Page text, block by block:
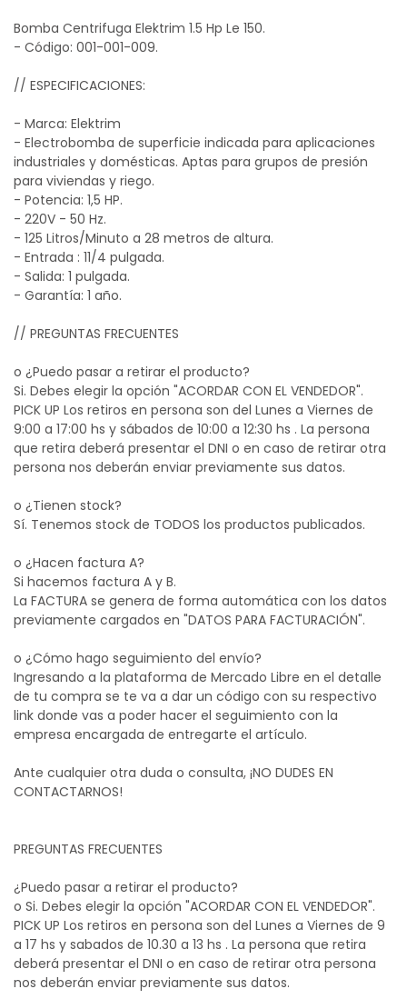
Bomba Centrifuga Elektrim 1.5 Hp Le 150.
- Código: 001-001-009.
// ESPECIFICACIONES:
- Marca: Elektrim
- Electrobomba de superficie indicada para aplicaciones
industriales y domésticas. Aptas para grupos de presión
para viviendas y riego.
- Potencia: 1,5 HP.
- 220V - 50 Hz.
- 125 Litros/Minuto a 28 metros de altura.
- Entrada : 11/4 pulgada.
- Salida: 1 pulgada.
- Garantía: 1 año.
// PREGUNTAS FRECUENTES
o ¿Puedo pasar a retirar el producto?
Si. Debes elegir la opción "ACORDAR CON EL VENDEDOR".
PICK UP Los retiros en persona son del Lunes a Viernes de
9:00 a 17:00 hs y sábados de 10:00 a 12:30 hs . La persona
que retira deberá presentar el DNI o en caso de retirar otra
persona nos deberán enviar previamente sus datos.
o ¿Tienen stock?
Sí. Tenemos stock de TODOS los productos publicados.
o ¿Hacen factura A?
Si hacemos factura A y B.
La FACTURA se genera de forma automática con los datos
previamente cargados en "DATOS PARA FACTURACIÓN".
o ¿Cómo hago seguimiento del envío?
Ingresando a la plataforma de Mercado Libre en el detalle
de tu compra se te va a dar un código con su respectivo
link donde vas a poder hacer el seguimiento con la
empresa encargada de entregarte el artículo.
Ante cualquier otra duda o consulta, ¡NO DUDES EN
CONTACTARNOS!
PREGUNTAS FRECUENTES
¿Puedo pasar a retirar el producto?
o Si. Debes elegir la opción "ACORDAR CON EL VENDEDOR".
PICK UP Los retiros en persona son del Lunes a Viernes de 9
a 17 hs y sabados de 10.30 a 13 hs . La persona que retira
deberá presentar el DNI o en caso de retirar otra persona
nos deberán enviar previamente sus datos.